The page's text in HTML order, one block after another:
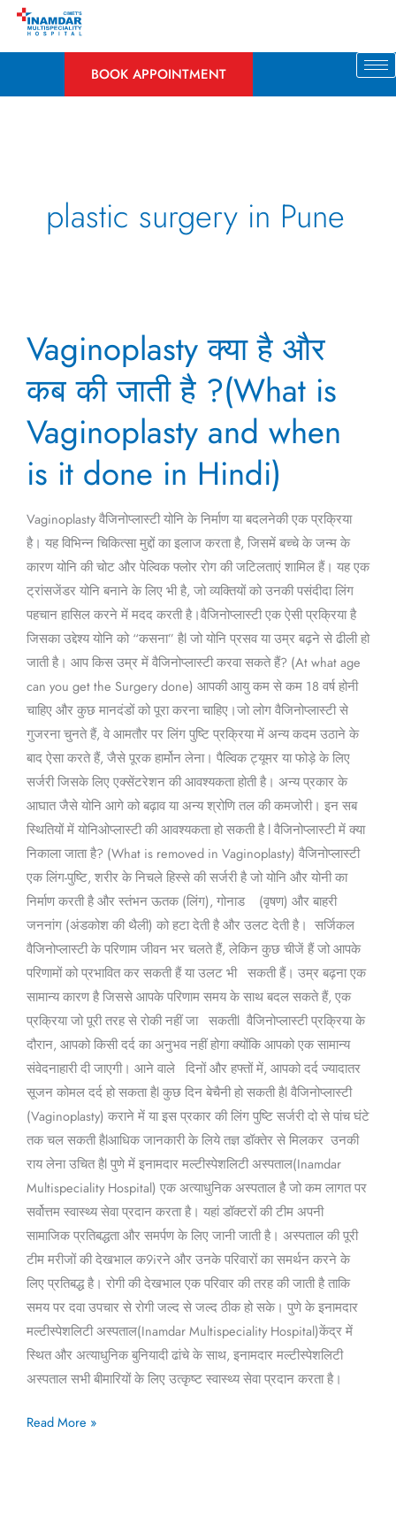
Skip
BOOK APPOINTMENT
plastic surgery in Pune
Vaginoplasty क्या है और
कब की जाती है ?(What is
Vaginoplasty and when
is it done in Hindi)
Vaginoplasty वैजिनोप्लास्टी योनि के निर्माण या बदलनेकी एक प्रक्रिया
है। यह विभिन्न चिकित्सा मुद्दों का इलाज करता है, जिसमें बच्चे के जन्म के
कारण योनि की चोट और पेल्विक फ्लोर रोग की जटिलताएं शामिल हैं। यह एक
ट्रांसजेंडर योनि बनाने के लिए भी है, जो व्यक्तियों को उनकी पसंदीदा लिंग
पहचान हासिल करने में मदद करती है।वैजिनोप्लास्टी एक ऐसी प्रक्रिया है
जिसका उद्देश्य योनि को “कसना” हैl जो योनि प्रसव या उम्र बढ़ने से ढीली हो
जाती है। आप किस उम्र में वैजिनोप्लास्टी करवा सकते हैं? (At what age
can you get the Surgery done) आपकी आयु कम से कम 18 वर्ष होनी
चाहिए और कुछ मानदंडों को पूरा करना चाहिए।जो लोग वैजिनोप्लास्टी से
गुजरना चुनते हैं, वे आमतौर पर लिंग पुष्टि प्रक्रिया में अन्य कदम उठाने के
बाद ऐसा करते हैं, जैसे पूरक हार्मोन लेना। पैल्विक ट्यूमर या फोड़े के लिए
सर्जरी जिसके लिए एक्सेंटरेशन की आवश्यकता होती है। अन्य प्रकार के
आघात जैसे योनि आगे को बढ़ाव या अन्य श्रोणि तल की कमजोरी। इन सब
स्थितियों में योनिओप्लास्टी की आवश्यकता हो सकती है l वैजिनोप्लास्टी में क्या
निकाला जाता है? (What is removed in Vaginoplasty) वैजिनोप्लास्टी
एक लिंग-पुष्टि, शरीर के निचले हिस्से की सर्जरी है जो योनि और योनी का
निर्माण करती है और स्तंभन ऊतक (लिंग), गोनाड (वृषण) और बाहरी
जननांग (अंडकोश की थैली) को हटा देती है और उलट देती है। सर्जिकल
वैजिनोप्लास्टी के परिणाम जीवन भर चलते हैं, लेकिन कुछ चीजें हैं जो आपके
परिणामों को प्रभावित कर सकती हैं या उलट भी सकती हैं। उम्र बढ़ना एक
सामान्य कारण है जिससे आपके परिणाम समय के साथ बदल सकते हैं, एक
प्रक्रिया जो पूरी तरह से रोकी नहीं जा सकतीl वैजिनोप्लास्टी प्रक्रिया के
दौरान, आपको किसी दर्द का अनुभव नहीं होगा क्योंकि आपको एक सामान्य
संवेदनाहारी दी जाएगी। आने वाले दिनों और हफ्तों में, आपको दर्द ज्यादातर
सूजन कोमल दर्द हो सकता हैl कुछ दिन बेचैनी हो सकती हैl वैजिनोप्लास्टी
(Vaginoplasty) कराने में या इस प्रकार की लिंग पुष्टि सर्जरी दो से पांच घंटे
तक चल सकती हैlआधिक जानकारी के लिये तज्ञ डॉक्तेर से मिलकर उनकी
राय लेना उचित हैl पुणे में इनामदार मल्टीस्पेशलिटी अस्पताल(Inamdar
Multispeciality Hospital) एक अत्याधुनिक अस्पताल है जो कम लागत पर
सर्वोत्तम स्वास्थ्य सेवा प्रदान करता है। यहां डॉक्टरों की टीम अपनी
सामाजिक प्रतिबद्धता और समर्पण के लिए जानी जाती है। अस्पताल की पूरी
टीम मरीजों की देखभाल क9iरने और उनके परिवारों का समर्थन करने के
लिए प्रतिबद्ध है। रोगी की देखभाल एक परिवार की तरह की जाती है ताकि
समय पर दवा उपचार से रोगी जल्द से जल्द ठीक हो सके। पुणे के इनामदार
मल्टीस्पेशलिटी अस्पताल(Inamdar Multispeciality Hospital)केंद्र में
स्थित और अत्याधुनिक बुनियादी ढांचे के साथ, इनामदार मल्टीस्पेशलिटी
अस्पताल सभी बीमारियों के लिए उत्कृष्ट स्वास्थ्य सेवा प्रदान करता है।
क्या
और
की
जाती
है
?
(What
is
Vaginoplasty
and
when
is
done
in
Hindi)
Read More »